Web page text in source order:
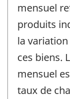
mensuel
produits
la
ces biens.
mensuel
taux de